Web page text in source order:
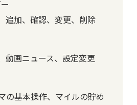
追加、確認、変更、削除
動画ニュース、設定変更
の基本操作、マイルの貯め